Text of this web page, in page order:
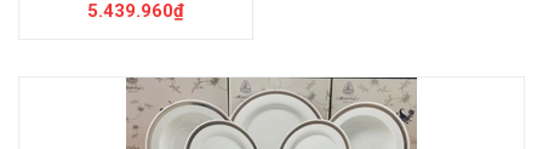
5.439.960₫